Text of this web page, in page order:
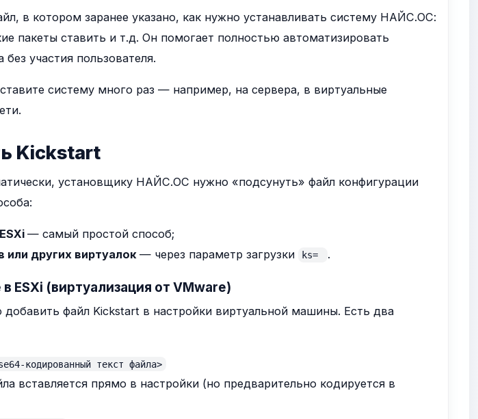
в котором заранее указано, как нужно устанавливать систему НАЙС.ОС:
пакеты ставить и т.д. Он помогает полностью автоматизировать
участия пользователя.
систему много раз — например, на сервера, в виртуальные
Kickstart
установщику НАЙС.ОС нужно «подсунуть» файл конфигурации
— самый простой способ;
других виртуалок — через параметр загрузки ks= .
ESXi (виртуализация от VMware)
файл Kickstart в настройки виртуальной машины. Есть два
кодированный текст файла>
вставляется прямо в настройки (но предварительно кодируется в